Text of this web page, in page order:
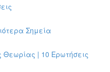
Σημεία
Θεωρίας | 10 Ερωτήσεις